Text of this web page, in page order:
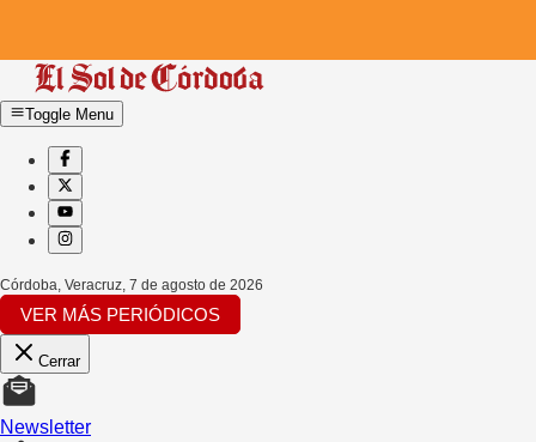
Toggle Menu
Córdoba, Veracruz 7 de agosto de 2026
VER MÁS PERIÓDICOS
Cerrar
Newsletter